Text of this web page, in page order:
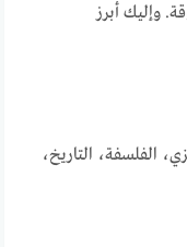
وإليك أبرز
الفلسفة، التاريخ،